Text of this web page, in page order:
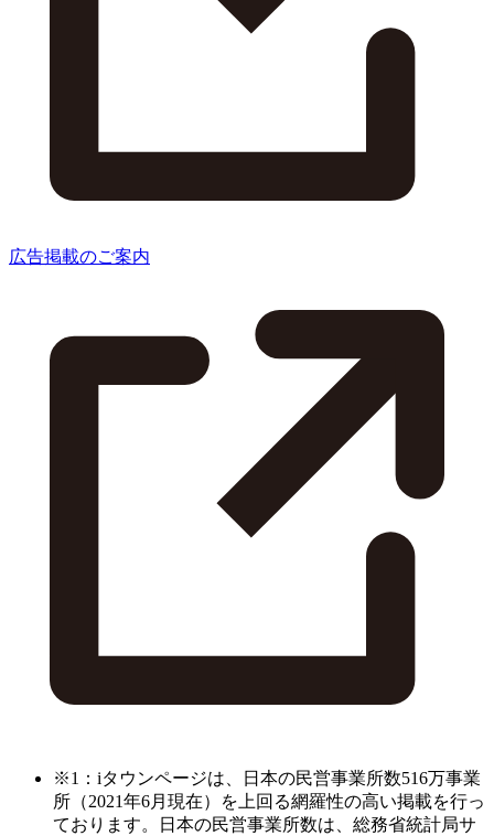
広告掲載のご案内
※1：iタウンページは、日本の民営事業所数516万事業
所（2021年6月現在）を上回る網羅性の高い掲載を行っ
ております。日本の民営事業所数は、総務省統計局サ